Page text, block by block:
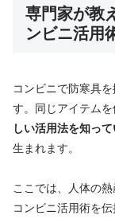
専門家が教
ンビニ活用
コンビニで防寒具
す。同じアイテムを
しい活用法を知っ
生まれます。
ここでは、人体の
コンビニ活用術を伝